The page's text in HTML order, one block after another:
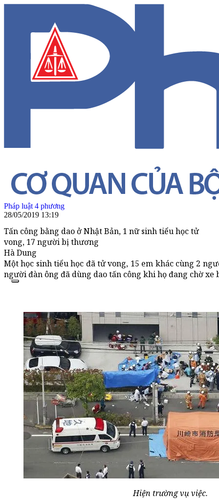
Pháp luật 4 phương
28/05/2019 13:19
Tấn công bằng dao ở Nhật Bản, 1 nữ sinh tiểu học tử
vong, 17 người bị thương
Hà Dung
Một học sinh tiểu học đã tử vong, 15 em khác cùng 2
người đàn ông đã dùng dao tấn công khi họ đang chờ
Hiện trường vụ việc.